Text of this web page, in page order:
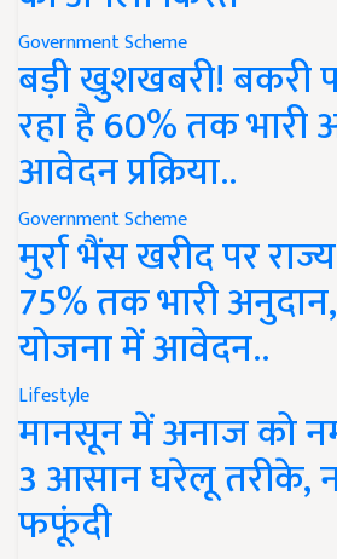
Government Scheme
बड़ी खुशखबरी! बकरी
रहा है 60% तक भारी
आवेदन प्रक्रिया..
Government Scheme
मुर्रा भैंस खरीद पर
75% तक भारी
योजना में आवेदन..
Lifestyle
मानसून में अनाज को
3 आसान घरेलू तरीके,
फफूंदी